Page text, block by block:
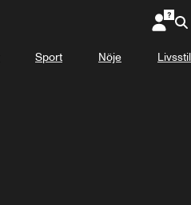
Sport Nöje Livsstil